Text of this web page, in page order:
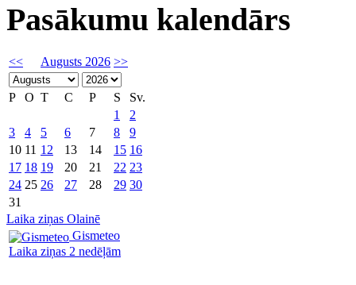
Pasākumu kalendārs
<< Augusts 2026 >>
P O T C P S
Sv.
1
2
3
4 5 6 7 8
9
10 11 12 13 14 15 16
17 18 19 20 21 22 23
24 25 26 27 28 29 30
31
Laika ziņas Olainē
Gismeteo
Laika ziņas 2 nedēļām